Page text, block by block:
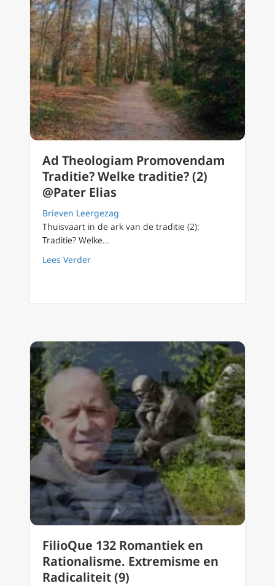
Ad Theologiam Promovendam
Traditie? Welke traditie? (2)
@Pater Elias
Brieven Leergezag
Thuisvaart in de ark van de traditie (2):
Traditie? Welke…
Lees Verderabout Ad Theologiam Promovendam
FilioQue 132 Romantiek en
Rationalisme. Extremisme en
Radicaliteit (9)